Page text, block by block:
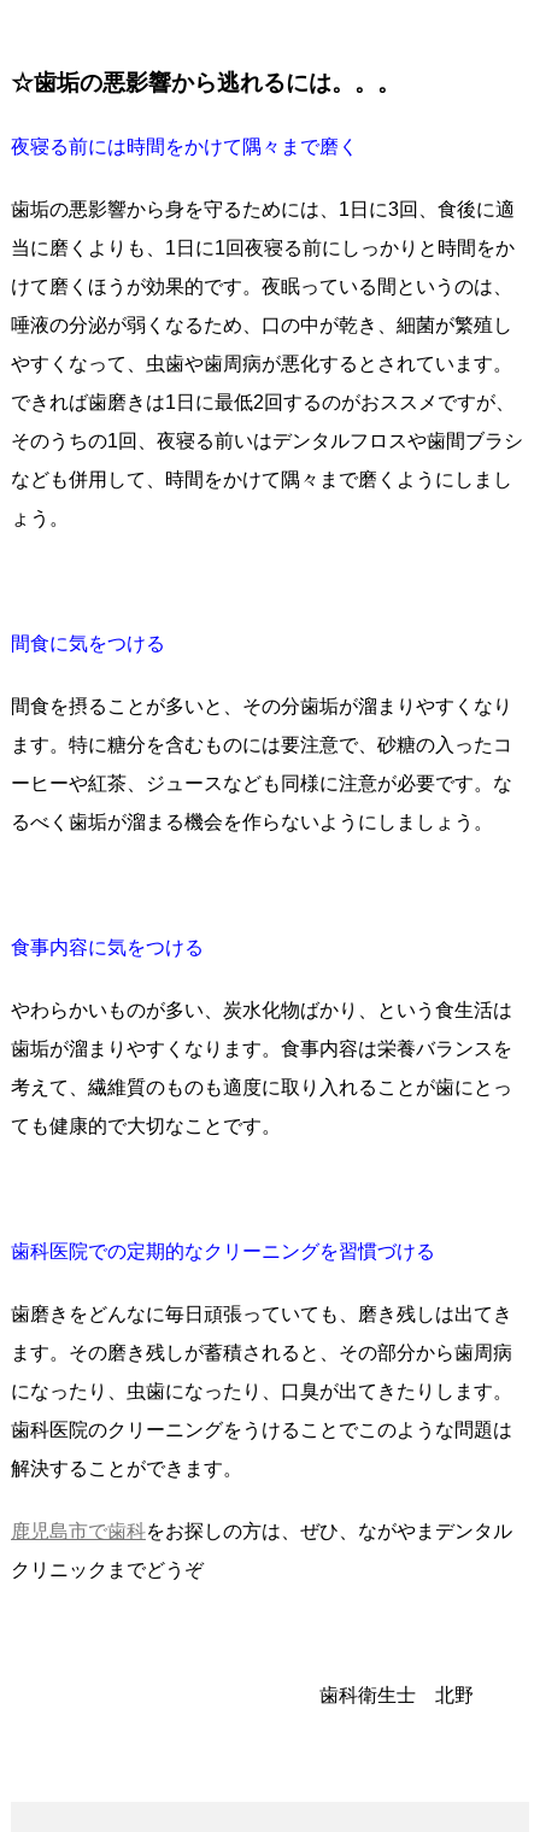
☆歯垢の悪影響から逃れるには。。。
夜寝る前には時間をかけて隅々まで磨く
歯垢の悪影響から身を守るためには、1日に3回、食後に適
当に磨くよりも、1日に1回夜寝る前にしっかりと時間をか
けて磨くほうが効果的です。夜眠っている間というのは、
唾液の分泌が弱くなるため、口の中が乾き、細菌が繁殖し
やすくなって、虫歯や歯周病が悪化するとされています。
できれば歯磨きは1日に最低2回するのがおススメですが、
そのうちの1回、夜寝る前いはデンタルフロスや歯間ブラシ
なども併用して、時間をかけて隅々まで磨くようにしまし
ょう。
間食に気をつける
間食を摂ることが多いと、その分歯垢が溜まりやすくなり
ます。特に糖分を含むものには要注意で、砂糖の入ったコ
ーヒーや紅茶、ジュースなども同様に注意が必要です。な
るべく歯垢が溜まる機会を作らないようにしましょう。
食事内容に気をつける
やわらかいものが多い、炭水化物ばかり、という食生活は
歯垢が溜まりやすくなります。食事内容は栄養バランスを
考えて、繊維質のものも適度に取り入れることが歯にとっ
ても健康的で大切なことです。
歯科医院での定期的なクリーニングを習慣づける
歯磨きをどんなに毎日頑張っていても、磨き残しは出てき
ます。その磨き残しが蓄積されると、その部分から歯周病
になったり、虫歯になったり、口臭が出てきたりします。
歯科医院のクリーニングをうけることでこのような問題は
解決することができます。
鹿児島市で歯科をお探しの方は、ぜひ、ながやまデンタル
クリニックまでどうぞ
歯科衛生士 北野